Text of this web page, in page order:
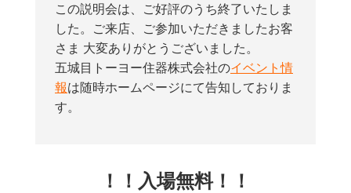
この説明会は、ご好評のうち終了いたしま
した。ご来店、ご参加いただきましたお客
さま 大変ありがとうございました。
五城目トーヨー住器株式会社のイベント情
報は随時ホームページにて告知しておりま
す。
！！ 入場無料！！